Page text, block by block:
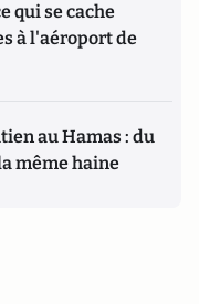
qui se cache
à l'aéroport de
au Hamas : du
même haine